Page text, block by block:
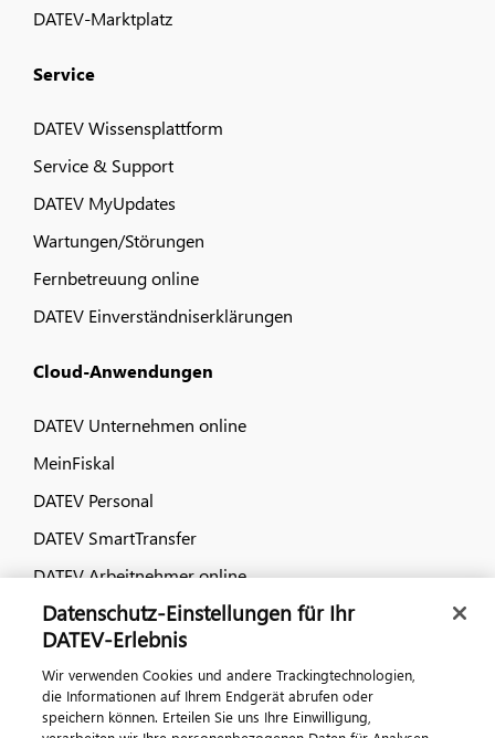
DATEV-Marktplatz
Service
DATEV Wissensplattform
Service & Support
DATEV MyUpdates
Wartungen/Störungen
Fernbetreuung online
DATEV Einverständniserklärungen
Cloud-Anwendungen
DATEV Unternehmen online
MeinFiskal
DATEV Personal
DATEV SmartTransfer
DATEV Arbeitnehmer online
Dialog & Medien
Veranstaltungen
DATEV magazin
Datenschutz-Einstellungen für Ihr
DATEV-Erlebnis
Wir verwenden Cookies und andere Trackingtechnologien,
die Informationen auf Ihrem Endgerät abrufen oder
speichern können. Erteilen Sie uns Ihre Einwilligung,